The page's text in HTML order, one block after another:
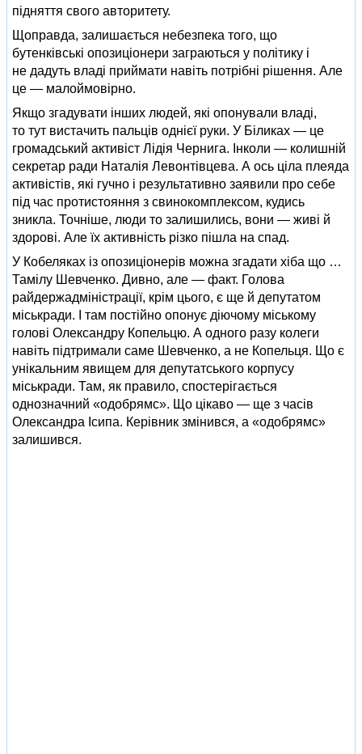
підняття свого авторитету.
Щоправда, залишається небезпека того, що
бутенківські опозиціонери заграються у політику і
не дадуть владі приймати навіть потрібні рішення. Але
це — малоймовірно.
Якщо згадувати інших людей, які опонували владі,
то тут вистачить пальців однієї руки. У Біликах — це
громадський активіст Лідія Чернига. Інколи — колишній
секретар ради Наталія Левонтівцева. А ось ціла плеяда
активістів, які гучно і результативно заявили про себе
під час протистояння з свинокомплексом, кудись
зникла. Точніше, люди то залишились, вони — живі й
здорові. Але їх активність різко пішла на спад.
У Кобеляках із опозиціонерів можна згадати хіба що …
Тамілу Шевченко. Дивно, але — факт. Голова
райдержадміністрації, крім цього, є ще й депутатом
міськради. І там постійно опонує діючому міському
голові Олександру Копельцю. А одного разу колеги
навіть підтримали саме Шевченко, а не Копельця. Що є
унікальним явищем для депутатського корпусу
міськради. Там, як правило, спостерігається
однозначний «одобрямс». Що цікаво — ще з часів
Олександра Ісипа. Керівник змінився, а «одобрямс»
залишився.